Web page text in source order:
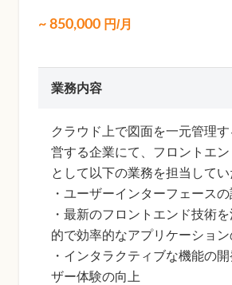
~ 850,000 円/月
業務内容
クラウド上で図面を一元管理
営する企業にて、フロントエ
として以下の業務を担当してい
・ユーザーインターフェース
・最新のフロントエンド技術
的で効率的なアプリケーショ
・インタラクティブな機能の
ザー体験の向上